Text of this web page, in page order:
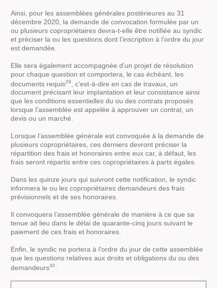
Ainsi, pour les assemblées générales postérieures au 31
décembre 2020, la demande de convocation formulée par un
ou plusieurs copropriétaires devra-t-elle être notifiée au syndic
et préciser la ou les questions dont l’inscription à l’ordre du jour
est demandée.
Elle sera également accompagnée d’un projet de résolution
pour chaque question et comportera, le cas échéant, les
documents requis29
, c’est-à-dire en cas de travaux, un
document précisant leur implantation et leur consistance ainsi
que les conditions essentielles du ou des contrats proposés
lorsque l'assemblée est appelée à approuver un contrat, un
devis ou un marché.
Lorsque l’assemblée générale est convoquée à la demande de
plusieurs copropriétaires, ces derniers devront préciser la
répartition des frais et honoraires entre eux car, à défaut, les
frais seront répartis entre ces copropriétaires à parts égales.
Dans les quinze jours qui suivront cette notification, le syndic
informera le ou les copropriétaires demandeurs des frais
prévisionnels et de ses honoraires.
Il convoquera l’assemblée générale de manière à ce que sa
tenue ait lieu dans le délai de quarante-cinq jours suivant le
paiement de ces frais et honoraires.
Enfin, le syndic ne portera à l’ordre du jour de cette assemblée
que les questions relatives aux droits et obligations du ou des
demandeurs30